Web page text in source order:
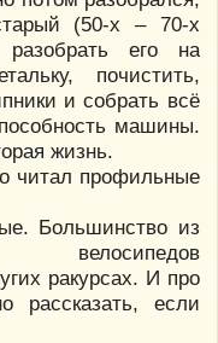
(50-х – 70-х
его на
почистить,
и собрать всё
машины.
жизнь.
читал профильные
Большинство из
велосипедов
ракурсах. И про
рассказать, если